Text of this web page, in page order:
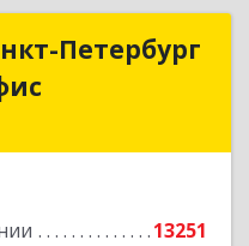
Петербург
13251
Петербург
офис